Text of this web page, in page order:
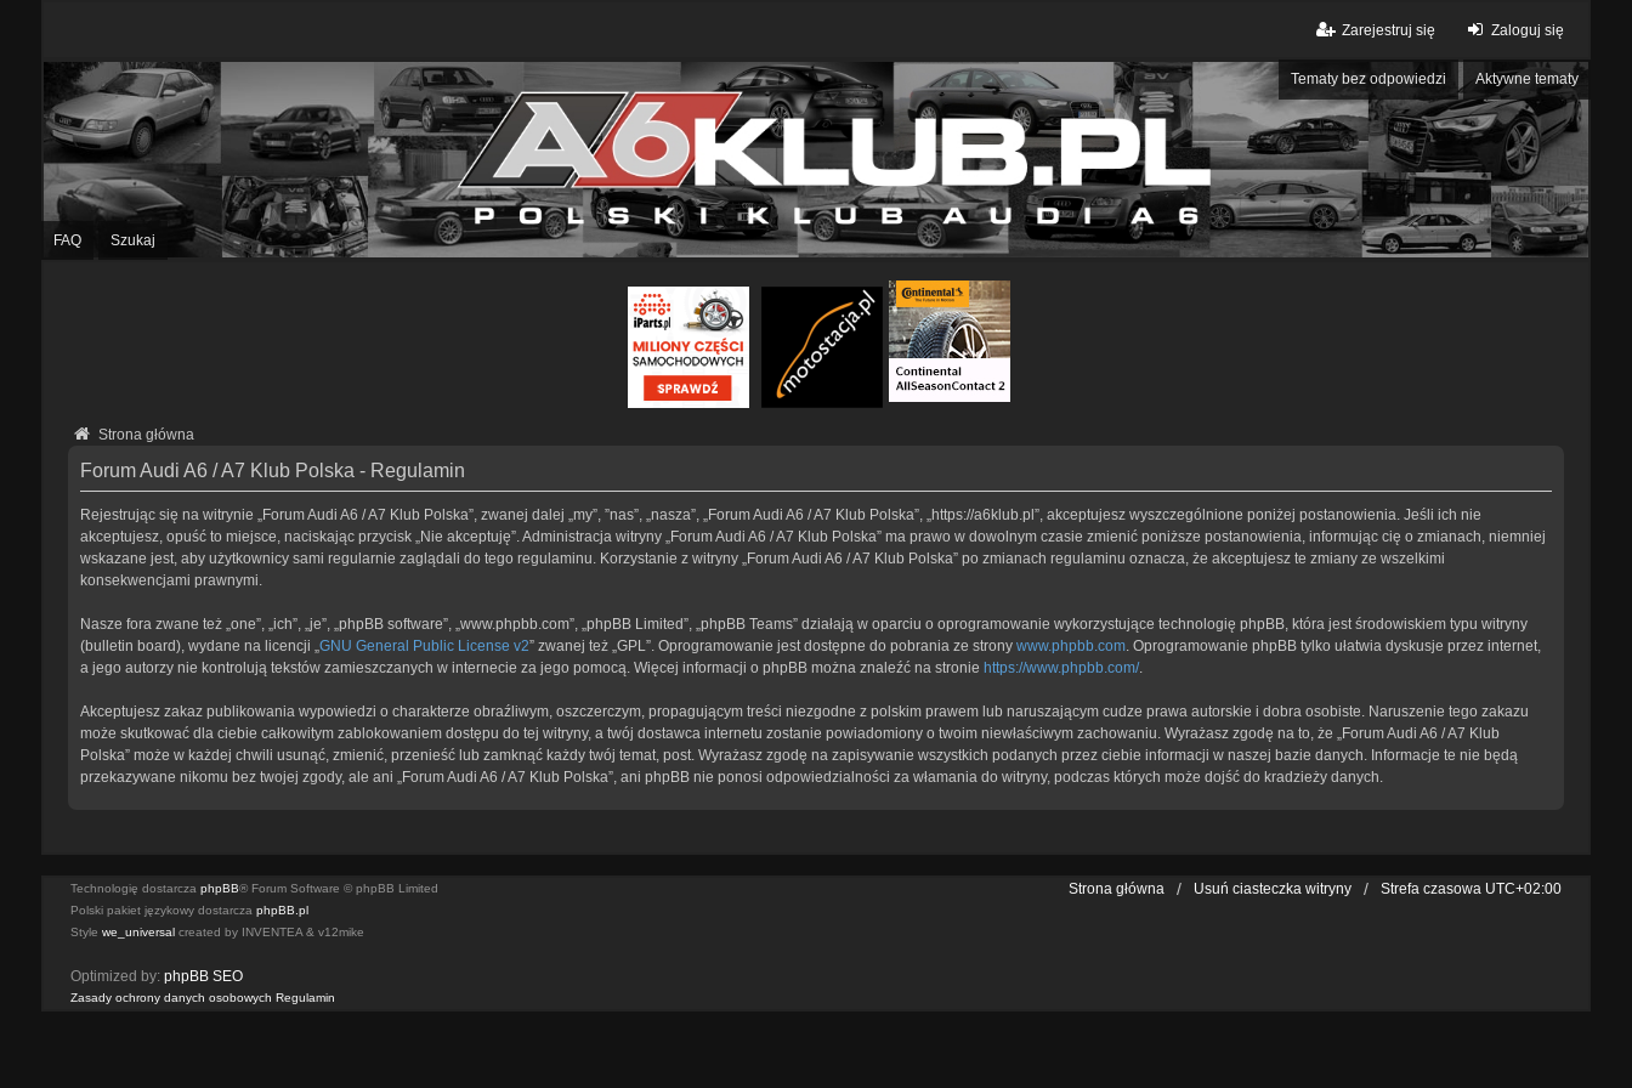
Zaloguj się
Zarejestruj się
Tematy bez odpowiedzi Aktywne tematy
FAQ Szukaj
Strona główna
Forum Audi A6 / A7 Klub Polska - Regulamin
Rejestrując się na witrynie „Forum Audi A6 / A7 Klub Polska”, zwanej dalej „my”, ”nas”, „nasza”, „Forum Audi A6 / A7 Klub Polska”, „https://a6klub.pl”, akceptujesz wyszczególnione poniżej postanowienia. Jeśli ich nie
akceptujesz, opuść to miejsce, naciskając przycisk „Nie akceptuję”. Administracja witryny „Forum Audi A6 / A7 Klub Polska” ma prawo w dowolnym czasie zmienić poniższe postanowienia, informując cię o zmianach, niemniej
wskazane jest, aby użytkownicy sami regularnie zaglądali do tego regulaminu. Korzystanie z witryny „Forum Audi A6 / A7 Klub Polska” po zmianach regulaminu oznacza, że akceptujesz te zmiany ze wszelkimi
konsekwencjami prawnymi.
Nasze fora zwane też „one”, „ich”, „je”, „phpBB software”, „www.phpbb.com”, „phpBB Limited”, „phpBB Teams” działają w oparciu o oprogramowanie wykorzystujące technologię phpBB, która jest środowiskiem typu witryny
(bulletin board), wydane na licencji „GNU General Public License v2” zwanej też „GPL”. Oprogramowanie jest dostępne do pobrania ze strony www.phpbb.com. Oprogramowanie phpBB tylko ułatwia dyskusje przez internet,
a jego autorzy nie kontrolują tekstów zamieszczanych w internecie za jego pomocą. Więcej informacji o phpBB można znaleźć na stronie https://www.phpbb.com/.
Akceptujesz zakaz publikowania wypowiedzi o charakterze obraźliwym, oszczerczym, propagującym treści niezgodne z polskim prawem lub naruszającym cudze prawa autorskie i dobra osobiste. Naruszenie tego zakazu
może skutkować dla ciebie całkowitym zablokowaniem dostępu do tej witryny, a twój dostawca internetu zostanie powiadomiony o twoim niewłaściwym zachowaniu. Wyrażasz zgodę na to, że „Forum Audi A6 / A7 Klub
Polska” może w każdej chwili usunąć, zmienić, przenieść lub zamknąć każdy twój temat, post. Wyrażasz zgodę na zapisywanie wszystkich podanych przez ciebie informacji w naszej bazie danych. Informacje te nie będą
przekazywane nikomu bez twojej zgody, ale ani „Forum Audi A6 / A7 Klub Polska”, ani phpBB nie ponosi odpowiedzialności za włamania do witryny, podczas których może dojść do kradzieży danych.
Strona główna Usuń ciasteczka witryny Strefa czasowa UTC+02:00
Technologię dostarcza phpBB® Forum Software © phpBB Limited
Polski pakiet językowy dostarcza phpBB.pl
Style we_universalcreated by INVENTEA & v12mike
Optimized by: phpBB SEO
Zasady ochrony danych osobowych Regulamin